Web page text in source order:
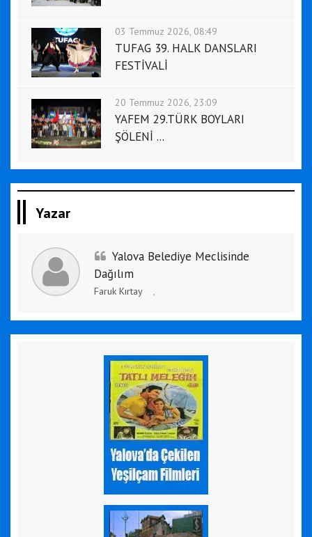
03 Temmuz 2026, 08:49
TUFAG 39. HALK DANSLARI
FESTİVALİ
20 Temmuz 2026, 23:09
YAFEM 29.TÜRK BOYLARI
ŞÖLENİ ...
Yazar
Yalova Belediye Meclisinde
Dağılım
Faruk Kırtay ,